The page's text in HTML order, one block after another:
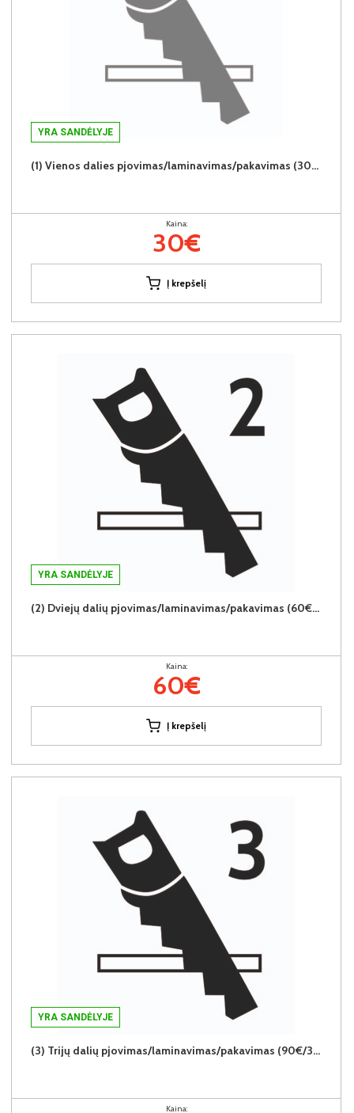
YRA SANDĖLYJE
(1) Vienos dalies pjovimas/laminavimas/pakavimas (30€/1vnt.)
Kaina:
30€
Į krepšelį
YRA SANDĖLYJE
(2) Dviejų dalių pjovimas/laminavimas/pakavimas (60€/2vnt.)
Kaina:
60€
Į krepšelį
YRA SANDĖLYJE
(3) Trijų dalių pjovimas/laminavimas/pakavimas (90€/3vnt.)
Kaina: